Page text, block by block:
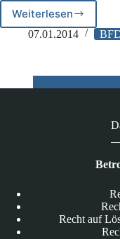
Weiterlesen
Neue
Datenschutz
und
07.01.2014
Recht auf